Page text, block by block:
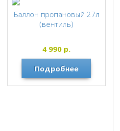
Баллон пропановый 27л
(вентиль)
4 990 р.
Подробнее